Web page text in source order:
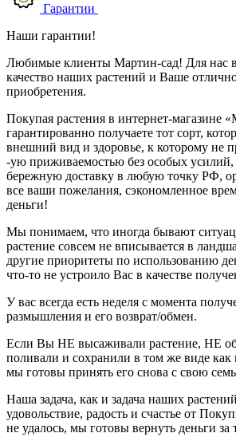
Гарантии
Наши гарантии!
Любимые клиенты Мартин-сад! Для нас
качество наших растений и Ваше
приобретения.
Покупая растения в интернет-магазине
гарантированно получаете тот сорт,
внешний вид и здоровье, к которому не
-ую приживаемостью без особых
бережную доставку в любую точку РФ,
все ваши пожелания, сэкономленное
деньги!
Мы понимаем, что иногда бывают
растение совсем не вписывается в
другие приоритеты по использованию
что-то не устроило Вас в качестве
У вас всегда есть неделя с момента
размышления и его возврат/обмен.
Если Вы НЕ высаживали растение, НЕ
поливали и сохранили в том же виде как
мы готовы принять его снова с свою
Наша задача, как и задача наших
удовольствие, радость и счастье от
не удалось, мы готовы вернуть деньги за